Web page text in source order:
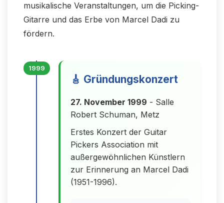
musikalische Veranstaltungen, um die Picking-
Gitarre und das Erbe von Marcel Dadi zu
fördern.
1999
🎸 Gründungskonzert
27. November 1999 - Salle
Robert Schuman, Metz
Erstes Konzert der Guitar
Pickers Association mit
außergewöhnlichen Künstlern
zur Erinnerung an Marcel Dadi
(1951-1996).